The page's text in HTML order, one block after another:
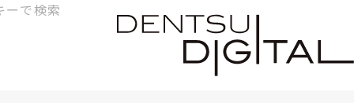
検
索